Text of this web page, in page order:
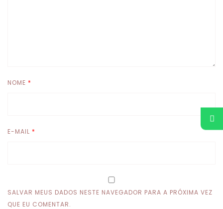
NOME *
E-MAIL *
SALVAR MEUS DADOS NESTE NAVEGADOR PARA A PRÓXIMA VEZ
QUE EU COMENTAR.